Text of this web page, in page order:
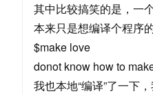
其中比较搞笑的是，一
本来只是想编译个程
$make love
donot know how to
我也本地“编译”了一下